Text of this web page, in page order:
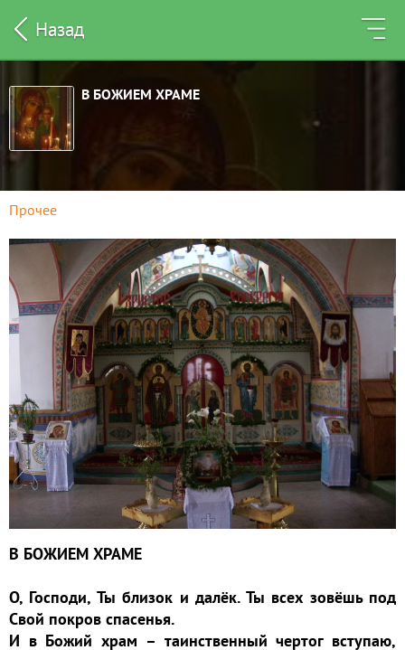
Назад
В БОЖИЕМ ХРАМЕ
Прочее
В БОЖИЕМ ХРАМЕ
О, Господи, Ты близок и далёк. Ты всех зовёшь под
Свой покров спасенья.
И в Божий храм – таинственный чертог вступаю,